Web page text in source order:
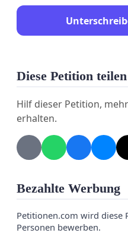
Diese Petition teilen
Hilf dieser Petition,
erhalten.
Bezahlte Werbung
Petitionen.com wird diese
Personen bewerben.